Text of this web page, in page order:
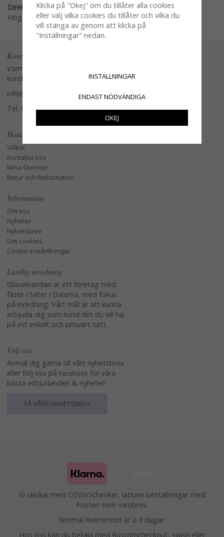
Direktlänk:
Högerklicka och kopiera adressen
Kontakta oss
Varmt välkommen att kontakta vår
kundtjänst.
info@glasverandan.se
Tel: 079-3495968
Handla
Villkor
Kontakta oss
Mina favoriter
Retur och Reklamation
Information
Om oss
Nyheter
Nyhetsbrev
Om cookies
Cookie instÃ¤llningar
Lantlig inredning
Glasverandan är ett företag med
fäste i Säter i Dalarna, med fokus
på inredning. Vårt mål är att kunna
erbjuda dig som kund det du vill ha,
på ett enkelt och prisvärt sätt.
Följ oss
Anmäl dig gärna till vårt nyhetsbrev
eller följ oss på Facebook för våra
bästa erbjudanden & nyheter!
FÅ VÅRT NYHETSBREV
Vi skickar med DSV/xSchenker, lättare beställningar med
Posten som varubrev.
Normal leveranstid är 2-3 dagar.
Hos oss kan du betala med Kustomcheckout, swish eller
Klicka på "Okej" om du tillåter alla cookies
eller välj vilka cookies du tillåter och vilka du
vill stänga av genom att klicka på
"Inställningar" nedan.
INSTÄLLNINGAR
ENDAST NÖDVÄNDIGA
OKEJ